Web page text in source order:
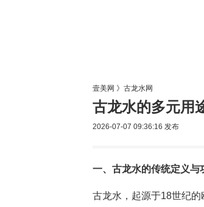
壹美网 》 古龙水网
古龙水的多元用
2026-07-07 09:36:16 发布
一、古龙水的传统定义与
古龙水，起源于18世纪